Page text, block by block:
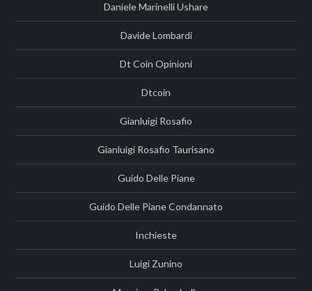
Daniele Marinelli Ushare
Davide Lombardi
Dt Coin Opinioni
Dtcoin
Gianluigi Rosafio
Gianluigi Rosafio Taurisano
Guido Delle Piane
Guido Delle Piane Condannato
Inchieste
Luigi Zunino